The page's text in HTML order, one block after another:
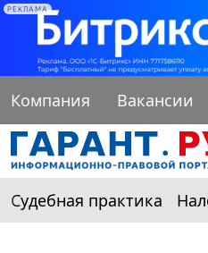
РЕКЛАМА
Компания Вакансии
Судебная практика